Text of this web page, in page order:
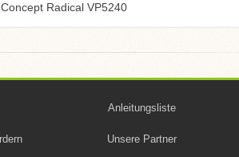
Concept Radical VP5240
Anleitungsliste
Unsere Partner